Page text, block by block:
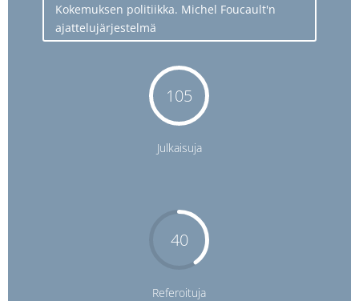
Kokemuksen politiikka. Michel Foucault'n
ajattelujärjestelmä
105
Julkaisuja
40
Referoituja